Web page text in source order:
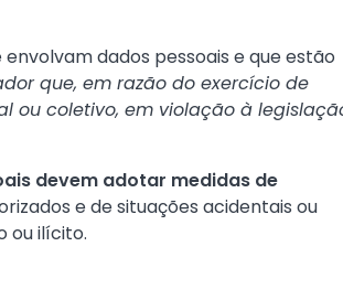
dados pessoais e que estão
que, em razão do exercício de
ou coletivo, em violação à
devem adotar medidas de
e de situações acidentais ou
ou ilícito.